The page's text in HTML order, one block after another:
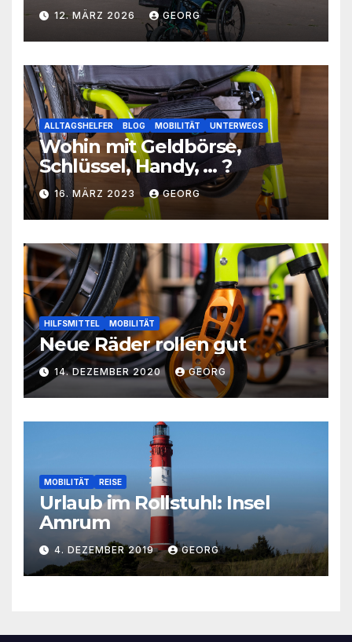
12. MÄRZ 2026 GEORG
ALLTAGSHELFER BLOG MOBILITÄT UNTERWEGS
Wohin mit Geldbörse,
Schlüssel, Handy, … ?
16. MÄRZ 2023 GEORG
HILFSMITTEL MOBILITÄT
Neue Räder rollen gut
14. DEZEMBER 2020 GEORG
MOBILITÄT REISE
Urlaub im Rollstuhl: Insel
Amrum
4. DEZEMBER 2019 GEORG